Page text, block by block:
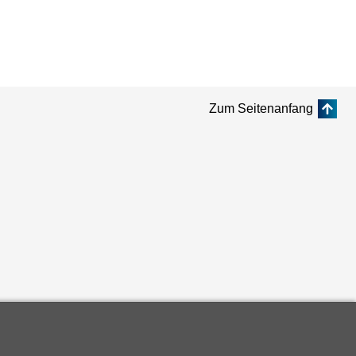
Zum Seitenanfang